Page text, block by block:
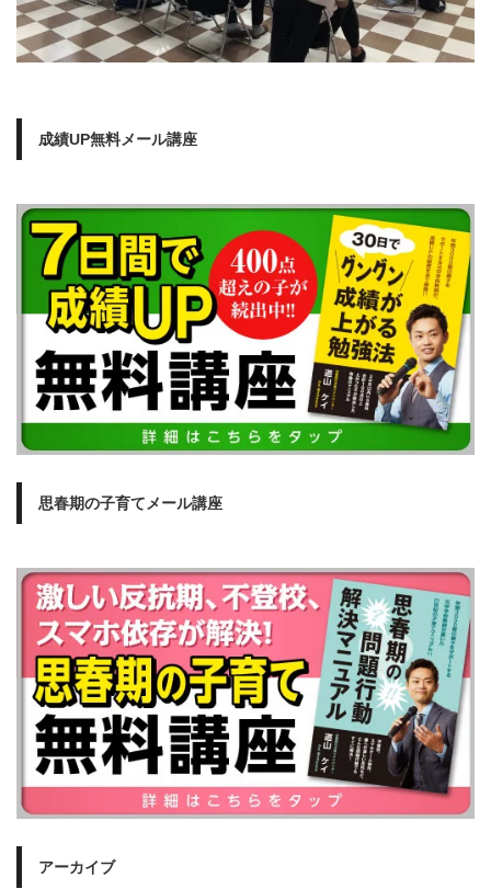
成績UP無料メール講座
思春期の子育てメール講座
アーカイブ